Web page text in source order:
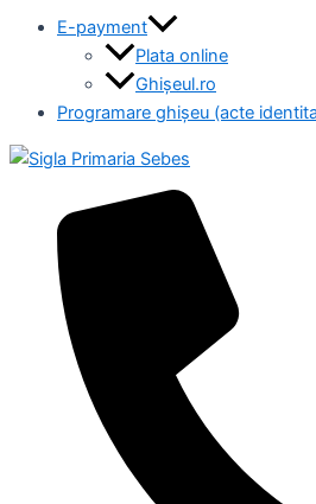
E-payment
Plata online
Ghișeul.ro
Programare ghișeu (acte